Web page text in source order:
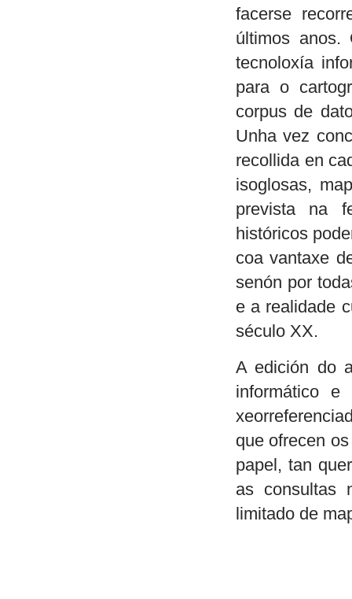
facerse
últimos anos.
tecnoloxía
para o
corpus de
Unha vez
recollida en
isoglosas,
prevista na
históricos
coa vantaxe
senón por
e a realidade
século XX.
A edición do
informático
que ofrecen
papel, tan
as consultas
limitado de